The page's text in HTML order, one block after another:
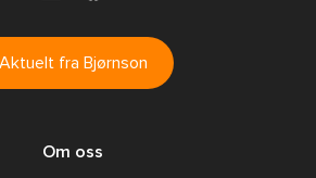
Aktuelt fra Bjørnson
Om oss